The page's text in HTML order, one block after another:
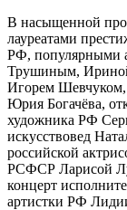
В насыщенной
лауреатами
РФ, популярными
Трушиным,
Игорем Шевчуком,
Юрия Богачёва,
художника РФ
искусствовед
российской
РСФСР Ларисой
концерт
артистки РФ